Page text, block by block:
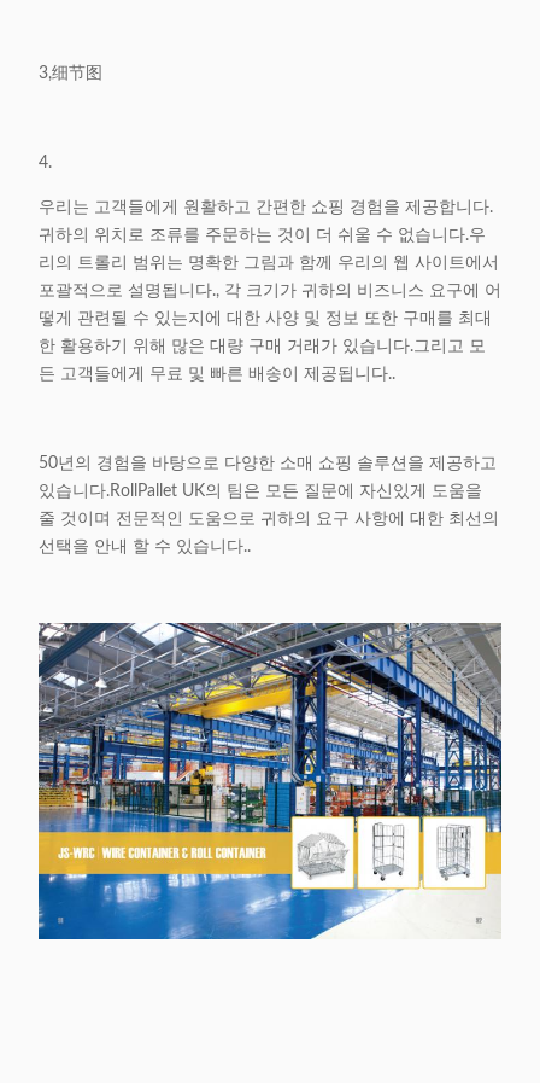
3,细节图
4.
우리는 고객들에게 원활하고 간편한 쇼핑 경험을 제공합니다.
귀하의 위치로 조류를 주문하는 것이 더 쉬울 수 없습니다.우
리의 트롤리 범위는 명확한 그림과 함께 우리의 웹 사이트에서
포괄적으로 설명됩니다., 각 크기가 귀하의 비즈니스 요구에 어
떻게 관련될 수 있는지에 대한 사양 및 정보 또한 구매를 최대
한 활용하기 위해 많은 대량 구매 거래가 있습니다.그리고 모
든 고객들에게 무료 및 빠른 배송이 제공됩니다..
50년의 경험을 바탕으로 다양한 소매 쇼핑 솔루션을 제공하고
있습니다.RollPallet UK의 팀은 모든 질문에 자신있게 도움을
줄 것이며 전문적인 도움으로 귀하의 요구 사항에 대한 최선의
선택을 안내 할 수 있습니다..